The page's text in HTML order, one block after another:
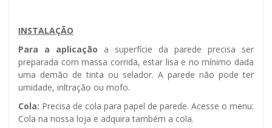
INSTALAÇÃO
Para a aplicação a superfície da parede precisa ser
preparada com massa corrida, estar lisa e no mínimo dada
uma demão de tinta ou selador. A parede não pode ter
umidade, infiltração ou mofo.
Cola: Precisa de cola para papel de parede. Acesse o menu:
Cola na nossa loja e adquira também a cola.